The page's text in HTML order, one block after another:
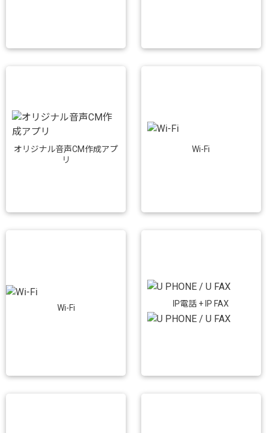
オリジナル音声CM作成アプ
リ
Wi-Fi
Wi-Fi IP電話 + IP FAX